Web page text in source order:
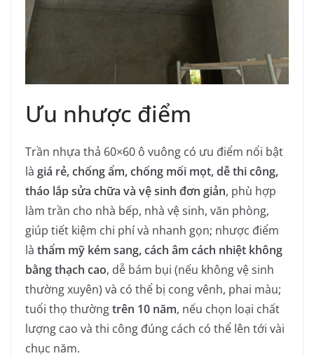
Ưu nhược điểm
Trần nhựa thả 60×60 ô vuông có ưu điểm nổi bật
là giá rẻ, chống ẩm, chống mối mọt, dễ thi công,
tháo lắp sửa chữa và vệ sinh đơn giản, phù hợp
làm trần cho nhà bếp, nhà vệ sinh, văn phòng,
giúp tiết kiệm chi phí và nhanh gọn; nhược điểm
là thẩm mỹ kém sang, cách âm cách nhiệt không
bằng thạch cao, dễ bám bụi (nếu không vệ sinh
thường xuyên) và có thể bị cong vênh, phai màu;
tuổi thọ thườngtrên 10 năm, nếu chọn loại chất
lượng cao và thi công đúng cách có thể lên tới vài
chục năm.